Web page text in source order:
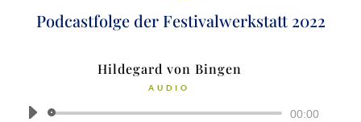
Pod­cast­fol­ge der Fes­ti­val­werk­statt 2022
Hil­de­gard von Bingen
AUDIO
Audio-
00:00